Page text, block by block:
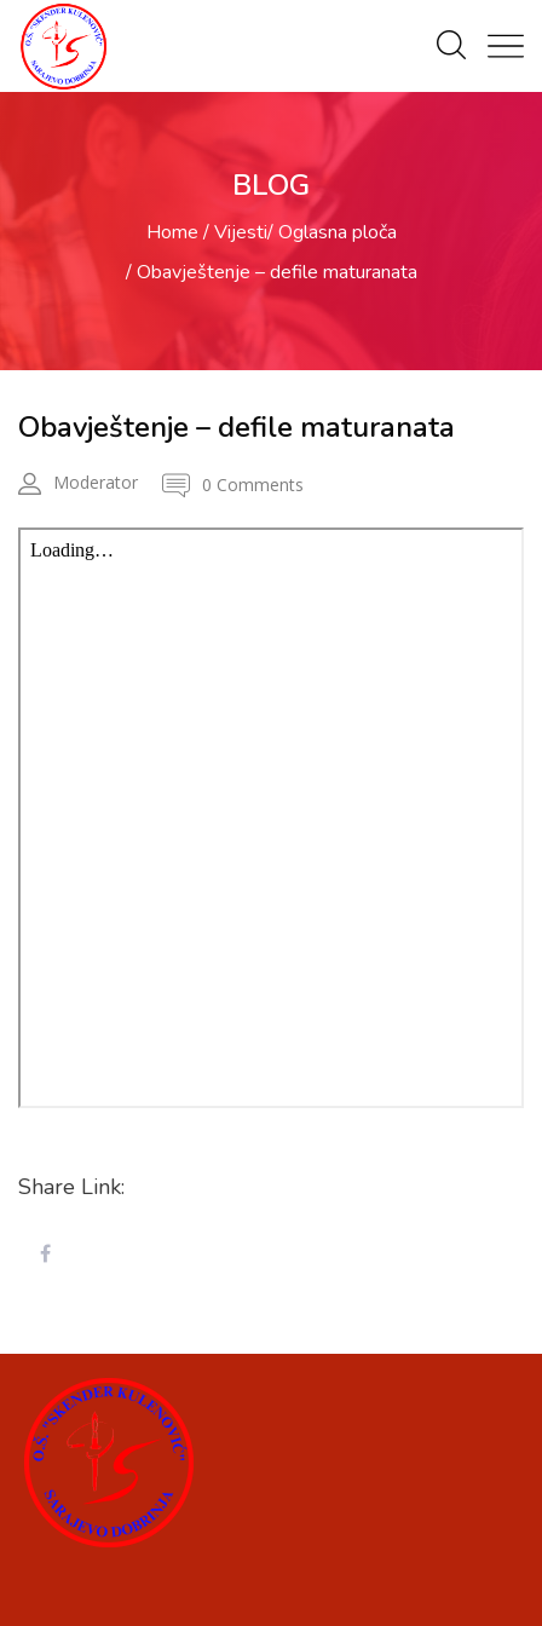
BLOG
Home Vijesti Oglasna ploča
Obavještenje – defile maturanata
Obavještenje – defile maturanata
Moderator 0 Comments
Share Link: